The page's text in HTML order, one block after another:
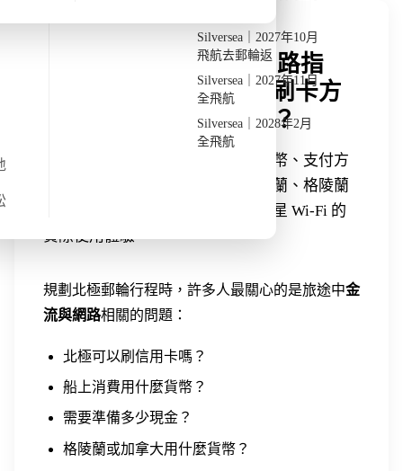
Silversea｜2027年10月
飛航去郵輪返
Silversea｜2027年11月
全飛航
Silversea｜2028年2月
全飛航
北極郵輪旅遊貨幣與網路指
南：各國貨幣是什麼? 刷卡方
便嗎? 船上有 Wi-Fi 嗎？
本文整理北極郵輪航程中常見的貨幣、支付方
式與網路使用情況，包含冰島、芬蘭、格陵蘭
與加拿大的金流差異，以及郵輪衛星 Wi-Fi 的
實際使用體驗。
規劃北極郵輪行程時，許多人最關心的是旅途中金
流與網路相關的問題：
北極可以刷信用卡嗎？
船上消費用什麼貨幣？
需要準備多少現金？
格陵蘭或加拿大用什麼貨幣？